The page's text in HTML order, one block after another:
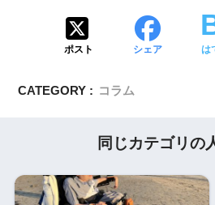
ポスト シェア は
CATEGORY : コラム
同じカテゴリの